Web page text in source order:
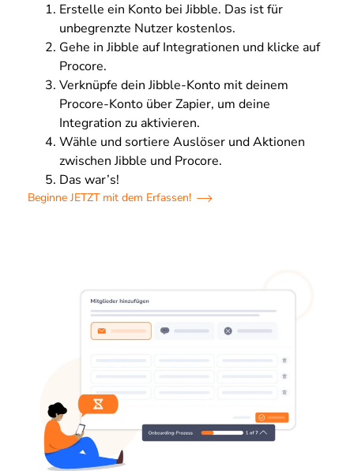
Erstelle ein Konto bei Jibble. Das ist für
unbegrenzte Nutzer kostenlos.
Gehe in Jibble auf Integrationen und klicke auf
Procore.
Verknüpfe dein Jibble-Konto mit deinem
Procore-Konto über Zapier, um deine
Integration zu aktivieren.
Wähle und sortiere Auslöser und Aktionen
zwischen Jibble und Procore.
Das war’s!
Beginne JETZT mit dem Erfassen!